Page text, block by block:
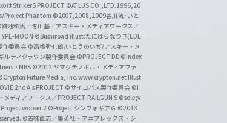
はStrikerS PROJECT ©ATLUS CO.,LTD.1996,20
Project Phantom ©2007,2008,2009谷川流･いと
池和馬／冬川基／アスキー・メディアワークス／
MOON ©Bushiroad illust:たにはらなつき(EDE
作委員会 ©高橋弥七郎/いとうのいぢ/アスキー・メ
ルティクラウン製作委員会 ©PROJECT DD ©Index
・MBS ©2012 ヤマグチノボル・メディアファ
Future Media, Inc. www.crypton.net Illust
2nd A's PROJECT ©サイコパス製作委員会 ©I
ディアワークス／PROJECT-RAILGUN S ©sole;v
wooser 2 ©Project シンフォギアＧ ©2013
©古味直志／集英社・アニプレックス・シ